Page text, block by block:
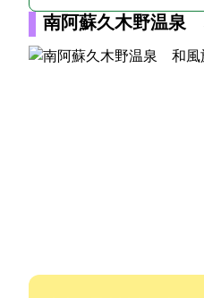
南阿蘇久木野温